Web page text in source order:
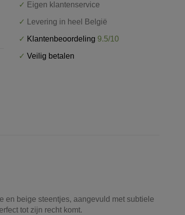
✓ Eigen klantenservice
✓ Levering in heel België
✓ Klantenbeoordeling 9.5/10
✓Veilig betalen
en beige steentjes, aangevuld met subtiele
tot zijn recht komt.